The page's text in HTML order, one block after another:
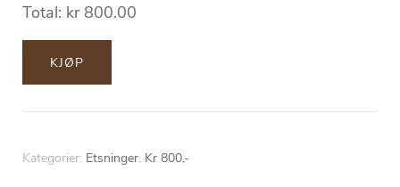
uten
Total: kr800.00
KJØP
Kategorier: Etsninger, Kr 800,-